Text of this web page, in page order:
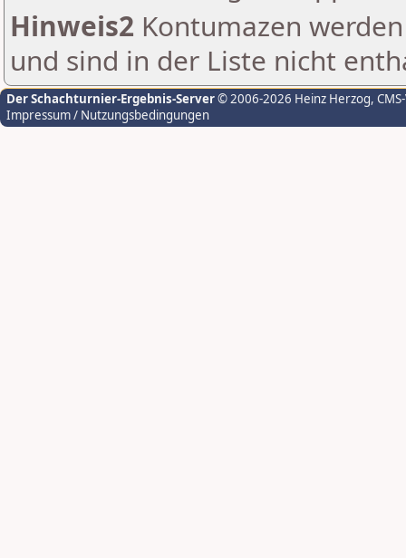
Hinweis2 Kontumazen
und sind in der Liste nicht
Der Schachturnier-Ergebnis-Server© 2006-2026 Heinz Herzog,
Impressum / Nutzungsbedingungen